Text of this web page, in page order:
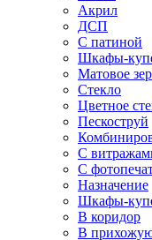
Акрил
ДСП
С патиной
Шкафы-
Матовое
Стекло
Цветное
Пескоструй
С
С
Назначение
Шкафы-
В коридор
В